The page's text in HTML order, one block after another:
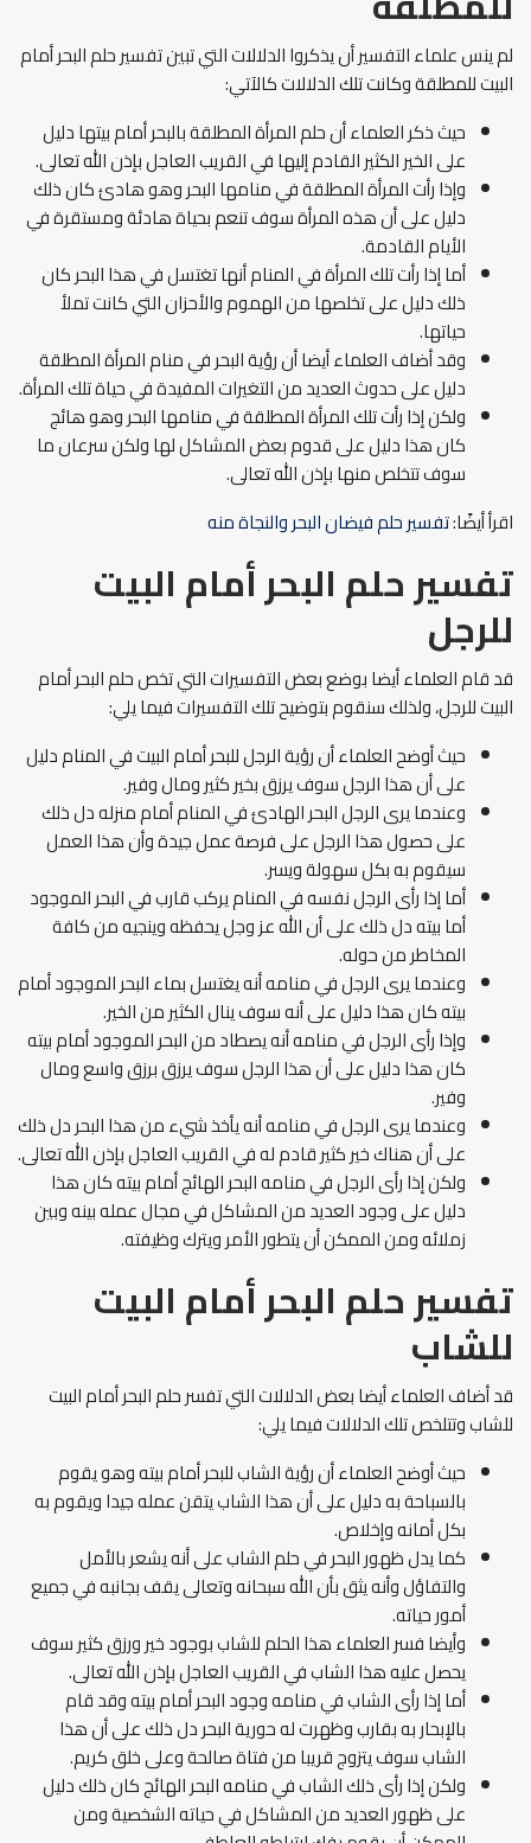
لم ينس علماء التفسير أن يذكروا الدلالات التي تبين تفسير حلم البحر أمام
البيت للمطلقة وكانت تلك الدلالات كالآتي:
حيث ذكر العلماء أن حلم المرأة المطلقة بالبحر أمام بيتها دليل
على الخير الكثير القادم إليها في القريب العاجل بإذن الله تعالى.
وإذا رأت المرأة المطلقة في منامها البحر وهو هادئ كان ذلك
دليل على أن هذه المرأة سوف تنعم بحياة هادئة ومستقرة في
الأيام القادمة.
أما إذا رأت تلك المرأة في المنام أنها تغتسل في هذا البحر كان
ذلك دليل على تخلصها من الهموم والأحزان التي كانت تملأ
حياتها.
وقد أضاف العلماء أيضا أن رؤية البحر في منام المرأة المطلقة
دليل على حدوث العديد من التغيرات المفيدة في حياة تلك المرأة.
ولكن إذا رأت تلك المرأة المطلقة في منامها البحر وهو هائج
كان هذا دليل على قدوم بعض المشاكل لها ولكن سرعان ما
سوف تتخلص منها بإذن الله تعالى.
اقرأ أيضًا:تفسير حلم فيضان البحر والنجاة منه
تفسير حلم البحر أمام البيت
للرجل
قد قام العلماء أيضا بوضع بعض التفسيرات التي تخص حلم البحر أمام
البيت للرجل، ولذلك سنقوم بتوضيح تلك التفسيرات فيما يلي:
حيث أوضح العلماء أن رؤية الرجل للبحر أمام البيت في المنام دليل
على أن هذا الرجل سوف يرزق بخير كثير ومال وفير.
وعندما يرى الرجل البحر الهادئ في المنام أمام منزله دل ذلك
على حصول هذا الرجل على فرصة عمل جيدة وأن هذا العمل
سيقوم به بكل سهولة ويسر.
أما إذا رأى الرجل نفسه في المنام يركب قارب في البحر الموجود
أما بيته دل ذلك على أن الله عز وجل يحفظه وينجيه من كافة
المخاطر من حوله.
وعندما يرى الرجل في منامه أنه يغتسل بماء البحر الموجود أمام
بيته كان هذا دليل على أنه سوف ينال الكثير من الخير.
وإذا رأى الرجل في منامه أنه يصطاد من البحر الموجود أمام بيته
كان هذا دليل على أن هذا الرجل سوف يرزق برزق واسع ومال
وفير.
وعندما يرى الرجل في منامه أنه يأخذ شيء من هذا البحر دل ذلك
على أن هناك خير كثير قادم له في القريب العاجل بإذن الله تعالى.
ولكن إذا رأى الرجل في منامه البحر الهائج أمام بيته كان هذا
دليل على وجود العديد من المشاكل في مجال عمله بينه وبين
زملائه ومن الممكن أن يتطور الأمر ويترك وظيفته.
تفسير حلم البحر أمام البيت
للشاب
قد أضاف العلماء أيضا بعض الدلالات التي تفسر حلم البحر أمام البيت
للشاب وتتلخص تلك الدلالات فيما يلي:
حيث أوضح العلماء أن رؤية الشاب للبحر أمام بيته وهو يقوم
بالسباحة به دليل على أن هذا الشاب يتقن عمله جيدا ويقوم به
بكل أمانه وإخلاص.
كما يدل ظهور البحر في حلم الشاب على أنه يشعر بالأمل
والتفاؤل وأنه يثق بأن الله سبحانه وتعالى يقف بجانبه في جميع
أمور حياته.
وأيضا فسر العلماء هذا الحلم للشاب بوجود خير ورزق كثير سوف
يحصل عليه هذا الشاب في القريب العاجل بإذن الله تعالى.
أما إذا رأى الشاب في منامه وجود البحر أمام بيته وقد قام
بالإبحار به بقارب وظهرت له حورية البحر دل ذلك على أن هذا
الشاب سوف يتزوج قريبا من فتاة صالحة وعلى خلق كريم.
ولكن إذا رأى ذلك الشاب في منامه البحر الهائج كان ذلك دليل
على ظهور العديد من المشاكل في حياته الشخصية ومن